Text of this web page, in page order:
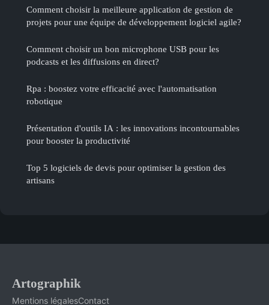
Comment choisir la meilleure application de gestion de
projets pour une équipe de développement logiciel agile?
Comment choisir un bon microphone USB pour les
podcasts et les diffusions en direct?
Rpa : boostez votre efficacité avec l'automatisation
robotique
Présentation d'outils IA : les innovations incontournables
pour booster la productivité
Top 5 logiciels de devis pour optimiser la gestion des
artisans
Artographik
Mentions légalesContact